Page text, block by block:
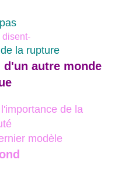
la rupture
autre monde
de la
modèle